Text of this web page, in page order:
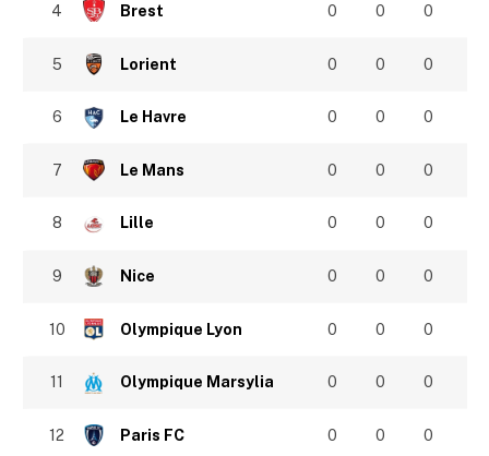
4 Brest 0 0 0
5 Lorient 0 0 0
6 Le Havre 0 0 0
7 Le Mans 0 0 0
8 Lille 0 0 0
9 Nice 0 0 0
10 Olympique Lyon 0 0 0
11 Olympique Marsylia 0 0 0
12 Paris FC 0 0 0